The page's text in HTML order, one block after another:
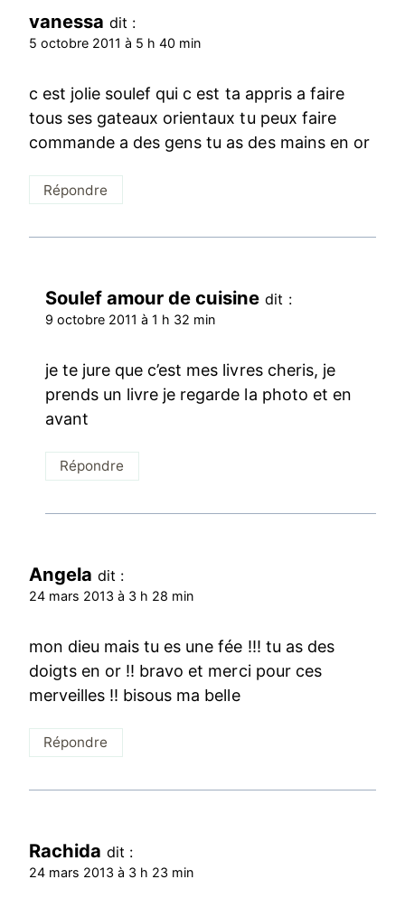
vanessa dit :
5 octobre 2011 à 5 h 40 min
c est jolie soulef qui c est ta appris a faire
tous ses gateaux orientaux tu peux faire
commande a des gens tu as des mains en or
Répondre
Soulef amour de cuisine dit :
9 octobre 2011 à 1 h 32 min
je te jure que c’est mes livres cheris, je
prends un livre je regarde la photo et en
avant
Répondre
Angela dit :
24 mars 2013 à 3 h 28 min
mon dieu mais tu es une fée !!! tu as des
doigts en or !! bravo et merci pour ces
merveilles !! bisous ma belle
Répondre
Rachida dit :
24 mars 2013 à 3 h 23 min